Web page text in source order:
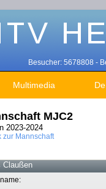
Besucher: 5678808 -
Multimedia
MJC2
2023-2024
zur Mannschaft
Claußen